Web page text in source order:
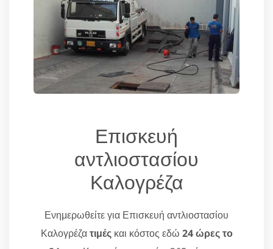
Επισκευή
αντλιοστασίου
Καλογρέζα
Ενημερωθείτε για Επισκευή αντλιοστασίου
Καλογρέζατιμέςκαι κόστος εδώ 24 ώρες το